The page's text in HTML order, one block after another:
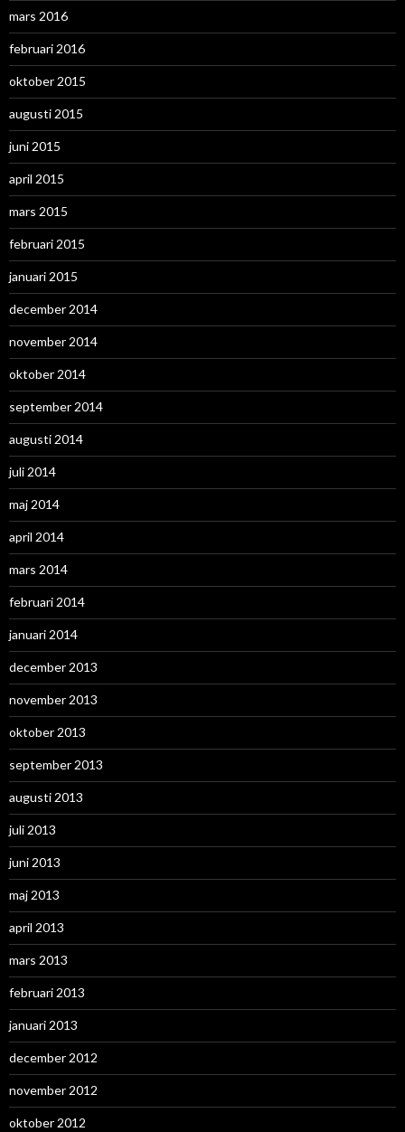
mars 2016
februari 2016
oktober 2015
augusti 2015
juni 2015
april 2015
mars 2015
februari 2015
januari 2015
december 2014
november 2014
oktober 2014
september 2014
augusti 2014
juli 2014
maj 2014
april 2014
mars 2014
februari 2014
januari 2014
december 2013
november 2013
oktober 2013
september 2013
augusti 2013
juli 2013
juni 2013
maj 2013
april 2013
mars 2013
februari 2013
januari 2013
december 2012
november 2012
oktober 2012